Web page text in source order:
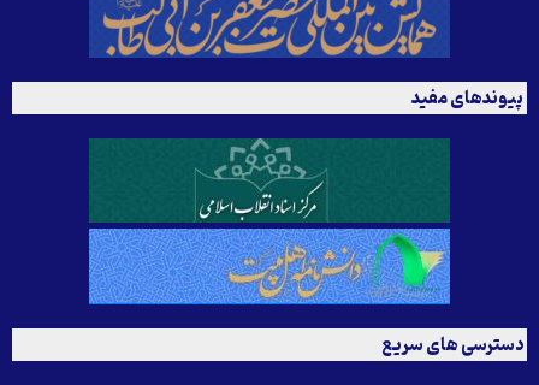
پیوندهای مفید
دسترسی های سریع